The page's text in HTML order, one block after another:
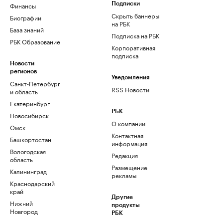
Финансы
Биографии
База знаний
РБК Образование
Новости
регионов
Санкт-Петербург
и область
Екатеринбург
Новосибирск
Омск
Башкортостан
Вологодская
область
Калининград
Краснодарский
край
Нижний
Новгород
Подписки
Скрыть баннеры
на РБК
Подписка на РБК
Корпоративная
подписка
Уведомления
RSS Новости
РБК
О компании
Контактная
информация
Редакция
Размещение
рекламы
Другие
продукты
РБК